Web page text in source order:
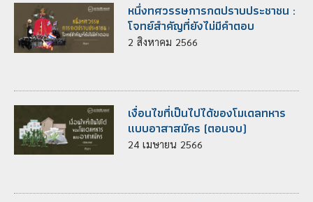
หนึ่งทศวรรษการกดปราบประชาชน :
โจทย์สำคัญที่ยังไม่มีคำตอบ
2 สิงหาคม 2566
เงื่อนไขที่เป็นไปได้ของโมเดลทหาร
แบบอาสาสมัคร (ตอนจบ)
24 เมษายน 2566